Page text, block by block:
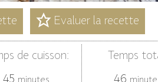
Evaluer la recette
de cuisson:
45minutes
minutes
Temps
46